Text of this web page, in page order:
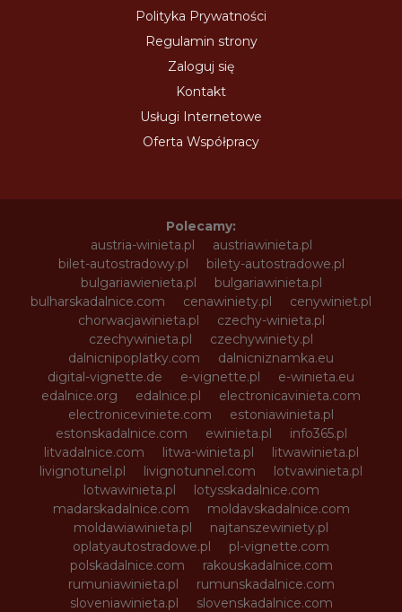
Polityka Prywatności
Regulamin strony
Zaloguj się
Kontakt
Usługi Internetowe
Oferta Współpracy
Polecamy:
austria-winieta.pl
austriawinieta.pl
bilet-autostradowy.pl
bilety-autostradowe.pl
bulgariawienieta.pl
bulgariawinieta.pl
bulharskadalnice.com
cenawiniety.pl
cenywiniet.pl
chorwacjawinieta.pl
czechy-winieta.pl
czechywinieta.pl
czechywiniety.pl
dalnicnipoplatky.com
dalnicniznamka.eu
digital-vignette.de
e-vignette.pl
e-winieta.eu
edalnice.org
edalnice.pl
electronicavinieta.com
electroniceviniete.com
estoniawinieta.pl
estonskadalnice.com
ewinieta.pl
info365.pl
litvadalnice.com
litwa-winieta.pl
litwawinieta.pl
livignotunel.pl
livignotunnel.com
lotvawinieta.pl
lotwawinieta.pl
lotysskadalnice.com
madarskadalnice.com
moldavskadalnice.com
moldawiawinieta.pl
najtanszewiniety.pl
oplatyautostradowe.pl
pl-vignette.com
polskadalnice.com
rakouskadalnice.com
rumuniawinieta.pl
rumunskadalnice.com
sloveniawinieta.pl
slovenskadalnice.com